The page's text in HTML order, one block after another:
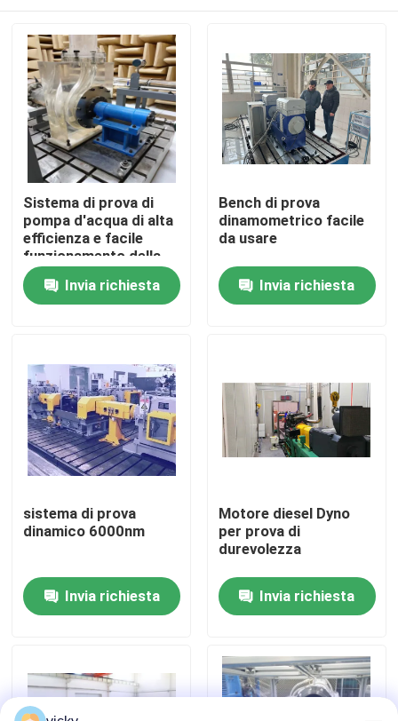
Casa.
Prodotti
Visita alla fabbrica
Controllo della qualità
Casi
Dinamometro di coppia di torsione
Dinamometro ad alta velocità
Sistema di prova di
pompa d'acqua di alta
efficienza e facile
funzionamento della
serie WH700
Invia richiesta
Bench di prova
dinamometrico facile
da usare
Invia richiesta
sistema di prova
dinamico 6000nm
Invia richiesta
Motore diesel Dyno
per prova di
durevolezza
Invia richiesta